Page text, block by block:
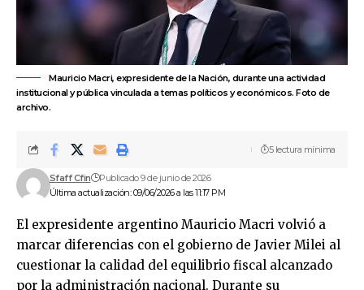
Mauricio Macri, expresidente de la Nación, durante una actividad
institucional y pública vinculada a temas políticos y económicos. Foto de
archivo.
Última actualización: 09/06/2026 a las 11:17 PM
Sfaff Cfin Publicado 9 de junio de 2026
5 lectura mínima
El expresidente argentino Mauricio Macri volvió a
marcar diferencias con el gobierno de Javier Milei al
cuestionar la calidad del equilibrio fiscal alcanzado
por la administración nacional. Durante su